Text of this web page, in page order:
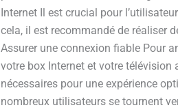
Internet Il est crucial pour
cela, il est recommandé de réaliser
Assurer une connexion fiable Pour
votre box Internet et votre télévision
nécessaires pour une expérience
nombreux utilisateurs se tournent